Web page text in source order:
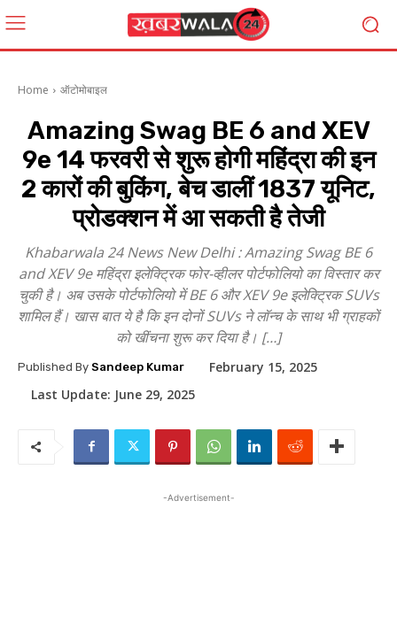
Home ऑटोमोबाइल
Amazing Swag BE 6 and XEV
9e 14 फरवरी से शुरू होगी महिंद्रा की इन
2 कारों की बुकिंग, बेच डालीं 1837 यूनिट,
प्रोडक्शन में आ सकती है तेजी
Khabarwala 24 News New Delhi : Amazing Swag BE 6
and XEV 9e महिंद्रा इलेक्ट्रिक फोर-व्हीलर पोर्टफोलियो का विस्तार कर
चुकी है। अब उसके पोर्टफोलियो में BE 6 और XEV 9e इलेक्ट्रिक SUVs
शामिल हैं। खास बात ये है कि इन दोनों SUVs ने लॉन्च के साथ भी ग्राहकों
को खींचना शुरू कर दिया है। […]
Published By Sandeep Kumar
February 15, 2025
Last Update: June 29, 2025
-Advertisement-